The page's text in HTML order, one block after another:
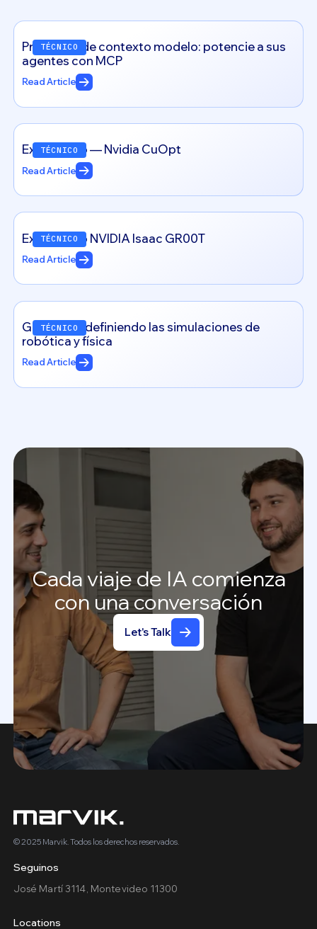
TÉCNICO
Protocolo de contexto modelo: potencie a sus
agentes con MCP
Read Article
TÉCNICO
Explorando — Nvidia CuOpt
Read Article
TÉCNICO
Explorando NVIDIA Isaac GR00T
Read Article
TÉCNICO
Génesis: redefiniendo las simulaciones de
robótica y física
Read Article
Cadaviajede IA comienza
con una conversación
Let's Talk
© 2025 Marvik. Todos los derechos reservados.
Seguinos
José Martí 3114, Montevideo 11300
Locations